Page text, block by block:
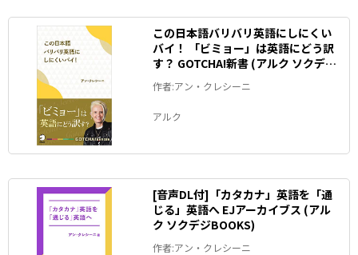
この日本語バリバリ英語にしにくい
バイ！ 「ビミョー」は英語にどう訳
す？ GOTCHA!新書 (アルク ソクデジ
BOOKS)
作者:アン・クレシーニ
アルク
[音声DL付]「カタカナ」英語を「通
じる」英語へ EJアーカイブス (アル
ク ソクデジBOOKS)
作者:アン・クレシーニ